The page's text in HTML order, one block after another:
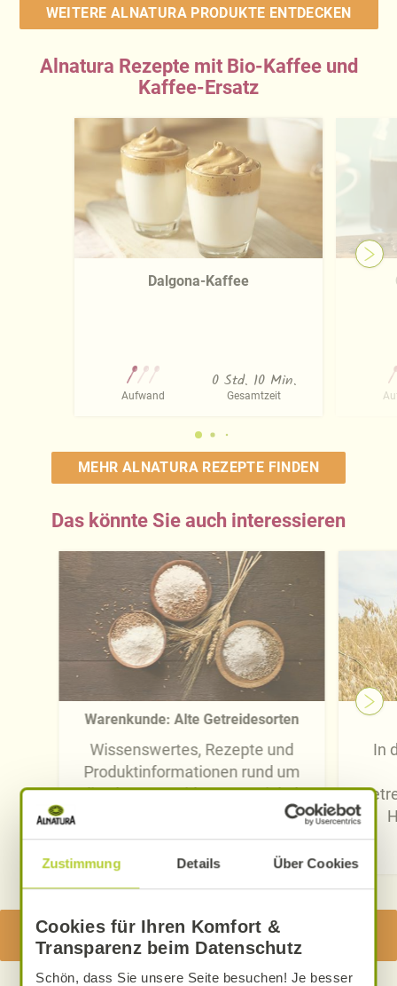
Zustimmung Details Über Cookies
Cookies für Ihren Komfort &
Transparenz beim Datenschutz
Schön, dass Sie unsere Seite besuchen! Je besser
WEITERE ALNATURA PRODUKTE ENTDECKEN
Alnatura Rezepte mit Bio-Kaffee und
Kaffee-Ersatz
Dalgona-Kaffee
Aufwand
0 Std. 10 Min.
Gesamtzeit
MEHR ALNATURA REZEPTE FINDEN
Das könnte Sie auch interessieren
Warenkunde: Alte Getreidesorten
Wissenswertes, Rezepte und
Produktinformationen rund um
die alten Getreidesorten Dinkel,
Emmer, Kamut und Grünkern.
In
ENTDECKEN SIE DIE BESONDERE ALNATURA BIO-
QUALITÄT